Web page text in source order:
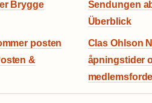
Brygge
Sendungen
Überblick
posten
&
Clas Ohlson
åpningstider